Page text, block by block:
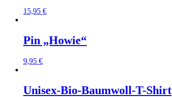
15,95 €
Pin „Howie“
9,95 €
Unisex-Bio-Baumwoll-T-Shirt